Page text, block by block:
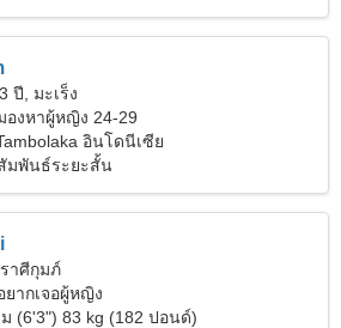
ปี, มะเร็ง
องหาผู้หญิง 24-29
อินโดนีเซีย
มพันธ์ระยะสั้น
าศีกุมภ์
ยากเจอผู้หญิง
(6'3") 83 kg (182 ปอนด์)